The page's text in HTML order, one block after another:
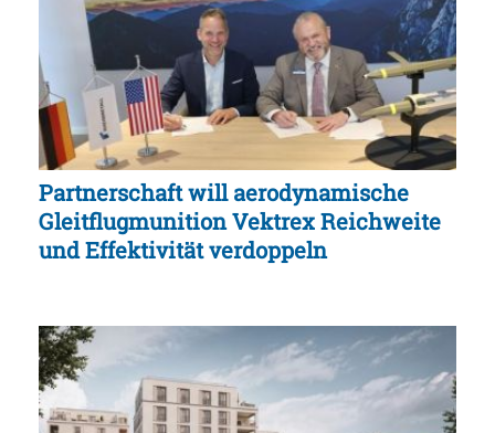
Partnerschaft will aerodynamische
Gleitflugmunition Vektrex Reichweite
und Effektivität verdoppeln